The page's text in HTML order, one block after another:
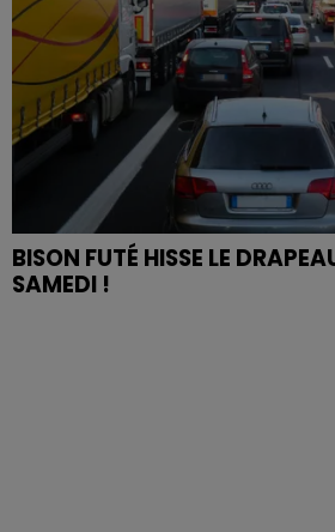
BISON FUTÉ HISSE LE
SAMEDI !